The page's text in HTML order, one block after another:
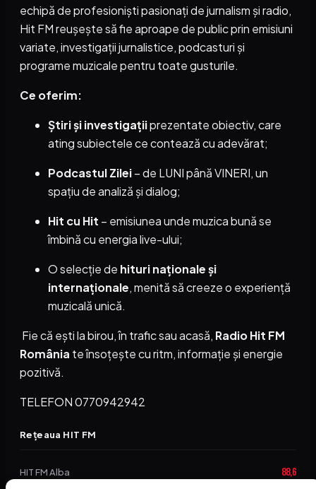
echipă de profesioniști pasionați de jurnalism și radio,
Hit FM reușește să fie aproape de public prin emisiuni
variate, investigații jurnalistice, podcasturi și
programe muzicale pentru toate gusturile.
Ce oferim:
Știri și investigațiiprezentate obiectiv, care
ating subiectele ce contează cu adevărat;
Podcastul Zilei– de LUNI până VINERI, un
spațiu de analiză și dialog;
Hit cu Hit – emisiunea unde muzica bună se
îmbină cu energia live-ului;
O selecție de hituri naționale și
internaționale, menită să creeze o experiență
muzicală unică.
Fie că ești la birou, în trafic sau acasă, Radio Hit FM
România te însoțește cu ritm, informație și energie
pozitivă.
TELEFON 0770942942
Rețeaua HIT FM
HIT FM Alba 88,6